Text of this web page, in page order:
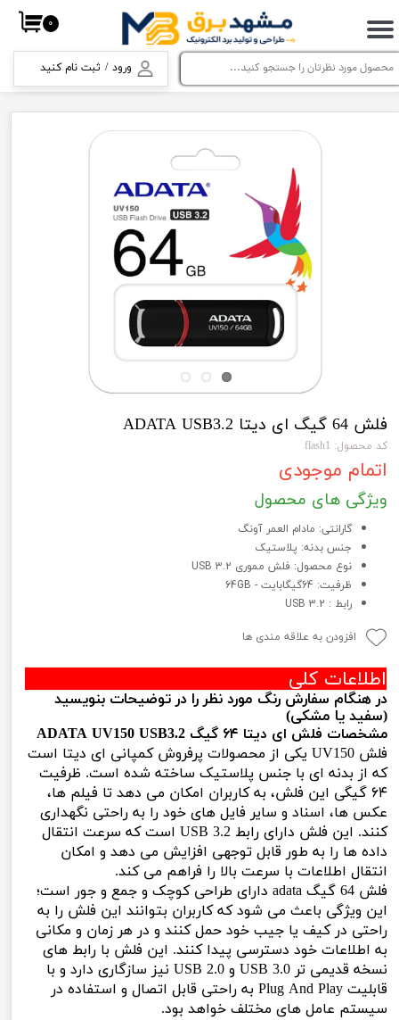
ورود / ثبت نام کنید
حساب کاربری من
تغییر گذر واژه
سفارشات
۰
فلش 64 گیگ ای دیتا ADATA USB3.2
کد محصول: flash1
اتمام موجودی
ویژگی های محصول
گارانتی: مادام العمر آونگ
جنس بدنه: پلاستیک
نوع محصول: فلش مموری USB 3.2
ظرفیت: 64گیگابایت - 64GB
رابط : USB 3.2
افزودن به علاقه مندی ها
اطلاعات کلی
در هنگام سفارش رنگ مورد نظر را در توضیحات بنویسید
(سفید یا مشکی)
مشخصات فلش ای دیتا ۶۴ گیگ ADATA UV150 USB3.2
فلش UV150 یکی از محصولات پرفروش کمپانی ای دیتا است
که از بدنه ای با جنس پلاستیک ساخته شده است. ظرفیت
۶۴ گیگی این فلش، به کاربران امکان می دهد تا فیلم ها،
عکس ها، اسناد و سایر فایل های خود را به راحتی نگهداری
کنند. این فلش دارای رابط USB 3.2 است که سرعت انتقال
داده ها را به طور قابل توجهی افزایش می دهد و امکان
انتقال اطلاعات با سرعت بالا را فراهم می کند.
فلش 64 گیگ adata دارای طراحی کوچک و جمع و جور است؛
این ویژگی باعث می شود که کاربران بتوانند این فلش را به
راحتی در کیف یا جیب خود حمل کنند و در هر زمان و مکانی
به اطلاعات خود دسترسی پیدا کنند. این فلش با رابط های
نسخه قدیمی تر USB 3.0 و USB 2.0 نیز سازگاری دارد و با
قابلیت Plug And Play به راحتی قابل اتصال و استفاده در
سیستم عامل های مختلف خواهد بود.